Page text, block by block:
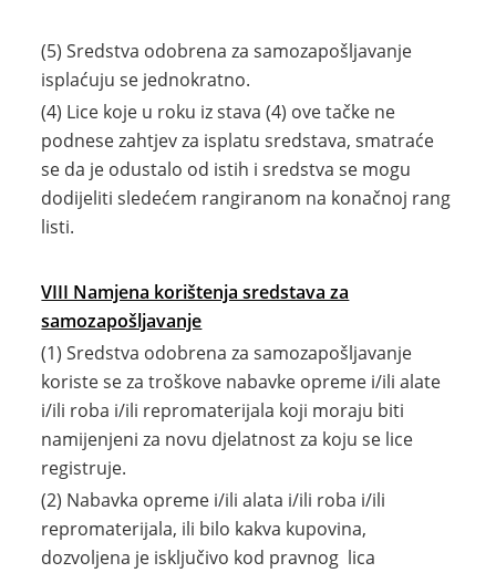
(5) Sredstva odobrena za samozapošljavanje
isplaćuju se jednokratno.
(4) Lice koje u roku iz stava (4) ove tačke ne
podnese zahtjev za isplatu sredstava, smatraće
se da je odustalo od istih i sredstva se mogu
dodijeliti sledećem rangiranom na konačnoj rang
listi.
VIII Namjena korištenja sredstava za
samozapošljavanje
(1) Sredstva odobrena za samozapošljavanje
koriste se za troškove nabavke opreme i/ili alate
i/ili roba i/ili repromaterijala koji moraju biti
namijenjeni za novu djelatnost za koju se lice
registruje.
(2) Nabavka opreme i/ili alata i/ili roba i/ili
repromaterijala, ili bilo kakva kupovina,
dozvoljena je isključivo kod pravnog lica